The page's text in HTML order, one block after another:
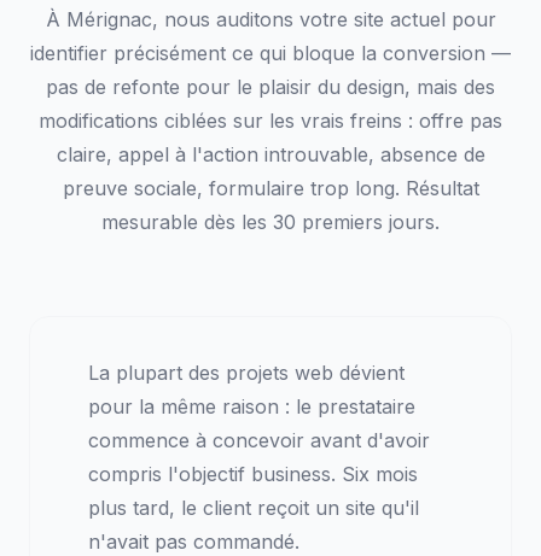
À Mérignac, nous auditons votre site actuel pour
identifier précisément ce qui bloque la conversion —
pas de refonte pour le plaisir du design, mais des
modifications ciblées sur les vrais freins : offre pas
claire, appel à l'action introuvable, absence de
preuve sociale, formulaire trop long. Résultat
mesurable dès les 30 premiers jours.
La plupart des projets web dévient
pour la même raison : le prestataire
commence à concevoir avant d'avoir
compris l'objectif business. Six mois
plus tard, le client reçoit un site qu'il
n'avait pas commandé.